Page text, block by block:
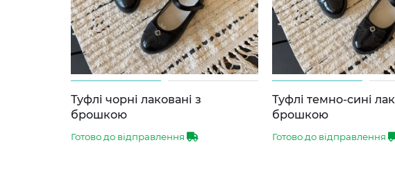
Туфлі чорні лаковані з
брошкою
Готово до відправлення
Туфлі темно-сині
брошкою
Готово до відправлення